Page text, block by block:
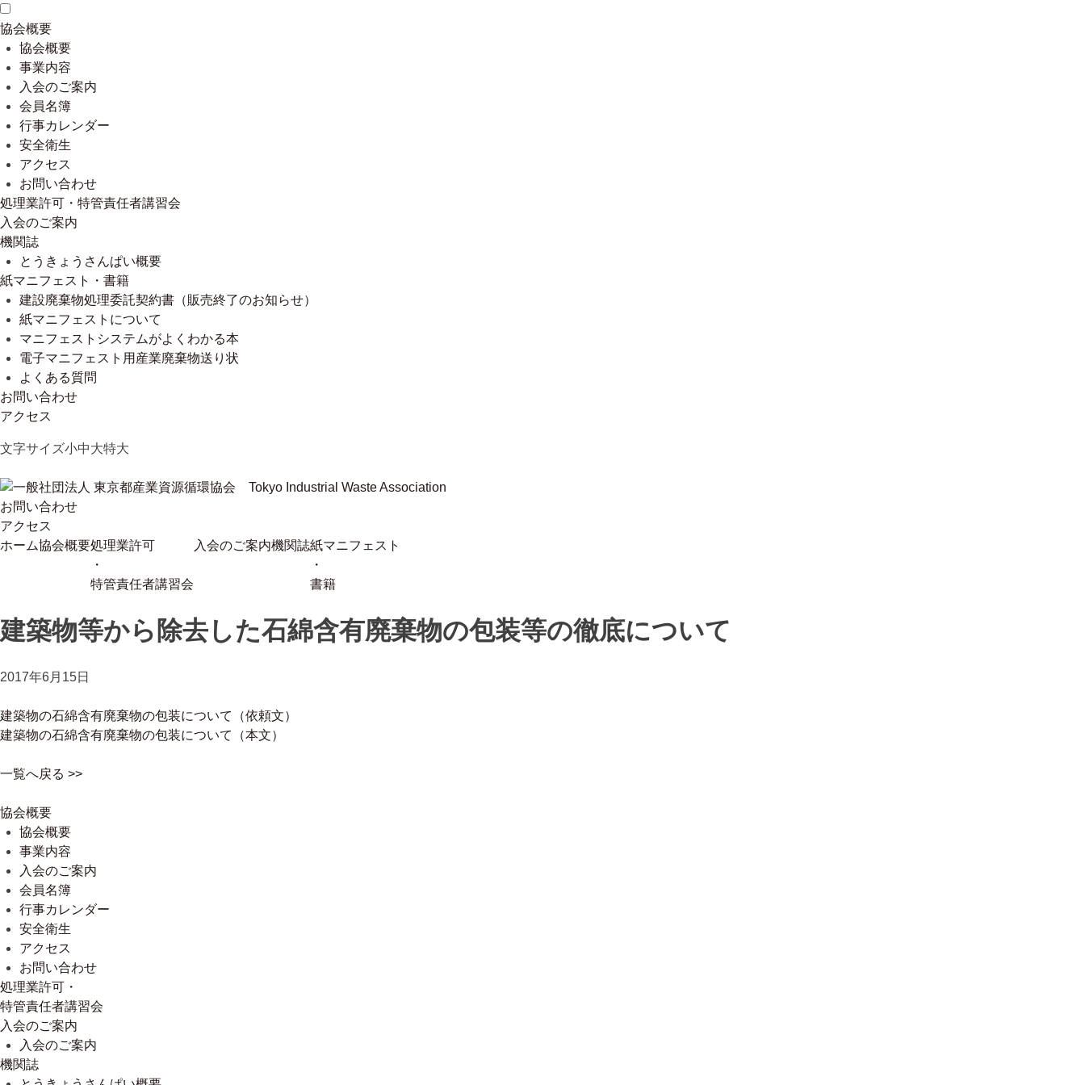
協会概要
協会概要
事業内容
入会のご案内
会員名簿
行事カレンダー
安全衛生
アクセス
お問い合わせ
処理業許可・特管責任者講習会
入会のご案内
機関誌
とうきょうさんぱい概要
紙マニフェスト・書籍
建設廃棄物処理委託契約書（販売終了のお知らせ）
紙マニフェストについて
マニフェストシステムがよくわかる本
電子マニフェスト用産業廃棄物送り状
よくある質問
お問い合わせ
アクセス
to
文字サイズ小中大特大
一般社団法人 東京都産業資源循環協会
Tokyo Industrial Waste Association
お問い合わせ
アクセス
ホーム協会概要処理業許可
・
特管責任者講習会
入会のご案内機関誌紙マニフェスト
・
書籍
建築物等から除去した石綿含有廃棄物の包装等の徹底について
2017年6月15日
建築物の石綿含有廃棄物の包装について（依頼文）
建築物の石綿含有廃棄物の包装について（本文）
一覧へ戻る >>
協会概要
協会概要
事業内容
入会のご案内
会員名簿
行事カレンダー
安全衛生
アクセス
お問い合わせ
処理業許可・
特管責任者講習会
入会のご案内
入会のご案内
機関誌